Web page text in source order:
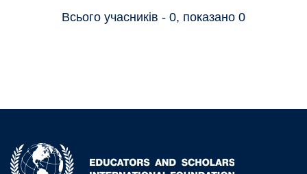
Всього учасників - 0, показано 0